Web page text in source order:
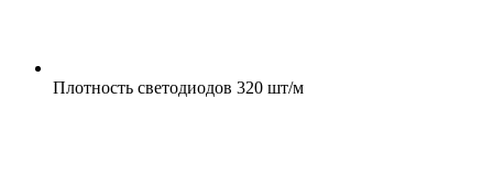
Плотность светодиодов 320 шт/м